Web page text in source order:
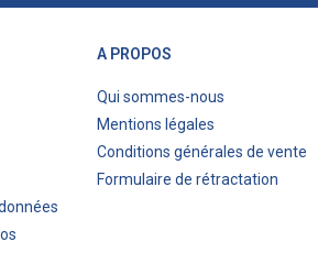
A PROPOS
Qui sommes-nous
Mentions légales
Conditions générales de vente
Formulaire de rétractation